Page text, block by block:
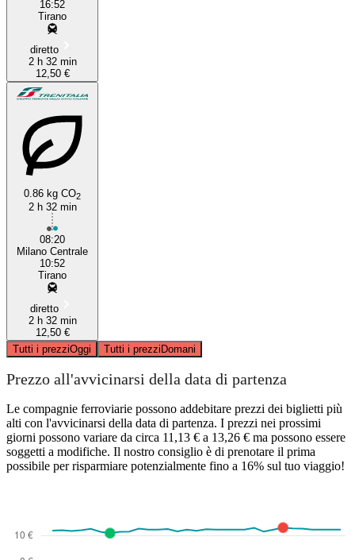
16:52
Tirano
diretto
2 h 32 min
12,50 €
0.86 kg CO2
2 h 32 min
08:20
Milano Centrale
10:52
Tirano
diretto
2 h 32 min
12,50 €
Tutti i prezziOggi Tutti i prezziDomani
Prezzo all'avvicinarsi della data di partenza
Le compagnie ferroviarie possono addebitare prezzi dei biglietti più
alti con l'avvicinarsi della data di partenza. I prezzi nei prossimi
giorni possono variare da circa 11,13 € a 13,26 € ma possono essere
soggetti a modifiche. Il nostro consiglio è di prenotare il prima
possibile per risparmiare potenzialmente fino a 16% sul tuo viaggio!